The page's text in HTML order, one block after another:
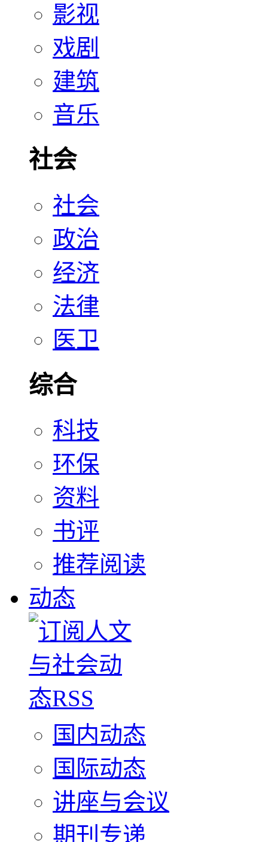
影视
戏剧
建筑
音乐
社会
社会
政治
经济
法律
医卫
综合
科技
环保
资料
书评
推荐阅读
动态
国内动态
国际动态
讲座与会议
期刊专递